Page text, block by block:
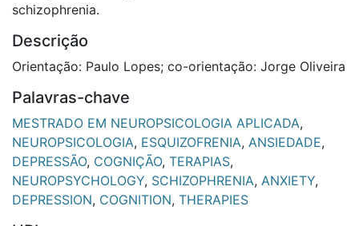
schizophrenia.
Descrição
Orientação: Paulo Lopes; co-orientação: Jorge Oliveira
Palavras-chave
MESTRADO EM NEUROPSICOLOGIA APLICADA,
NEUROPSICOLOGIA, ESQUIZOFRENIA, ANSIEDADE,
DEPRESSÃO, COGNIÇÃO, TERAPIAS,
NEUROPSYCHOLOGY, SCHIZOPHRENIA, ANXIETY,
DEPRESSION, COGNITION, THERAPIES